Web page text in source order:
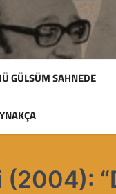
GÜLSÜM SAHNEDE